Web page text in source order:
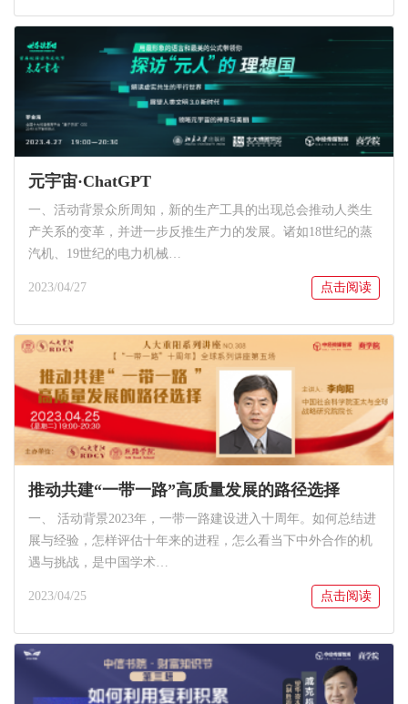
元宇宙·ChatGPT
一、活动背景众所周知，新的生产工具的出现总会推动人类生
产关系的变革，并进一步反推生产力的发展。诸如18世纪的蒸
汽机、19世纪的电力机械…
2023/04/27 点击阅读
推动共建“一带一路”高质量发展的路径选择
一、 活动背景2023年，一带一路建设进入十周年。如何总结进
展与经验，怎样评估十年来的进程，怎么看当下中外合作的机
遇与挑战，是中国学术…
2023/04/25 点击阅读